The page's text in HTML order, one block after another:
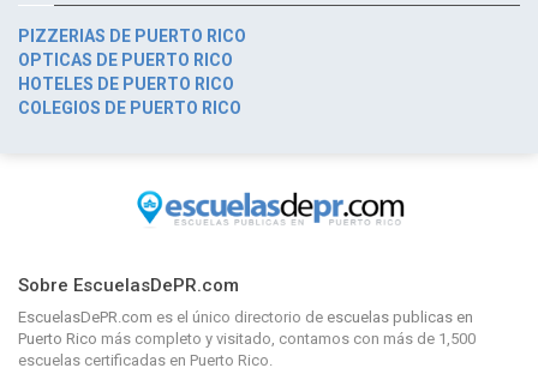
PIZZERIAS DE PUERTO RICO
OPTICAS DE PUERTO RICO
HOTELES DE PUERTO RICO
COLEGIOS DE PUERTO RICO
Sobre EscuelasDePR.com
EscuelasDePR.com es el único directorio de escuelas publicas en
Puerto Rico más completo y visitado, contamos con más de 1,500
escuelas certificadas en Puerto Rico.